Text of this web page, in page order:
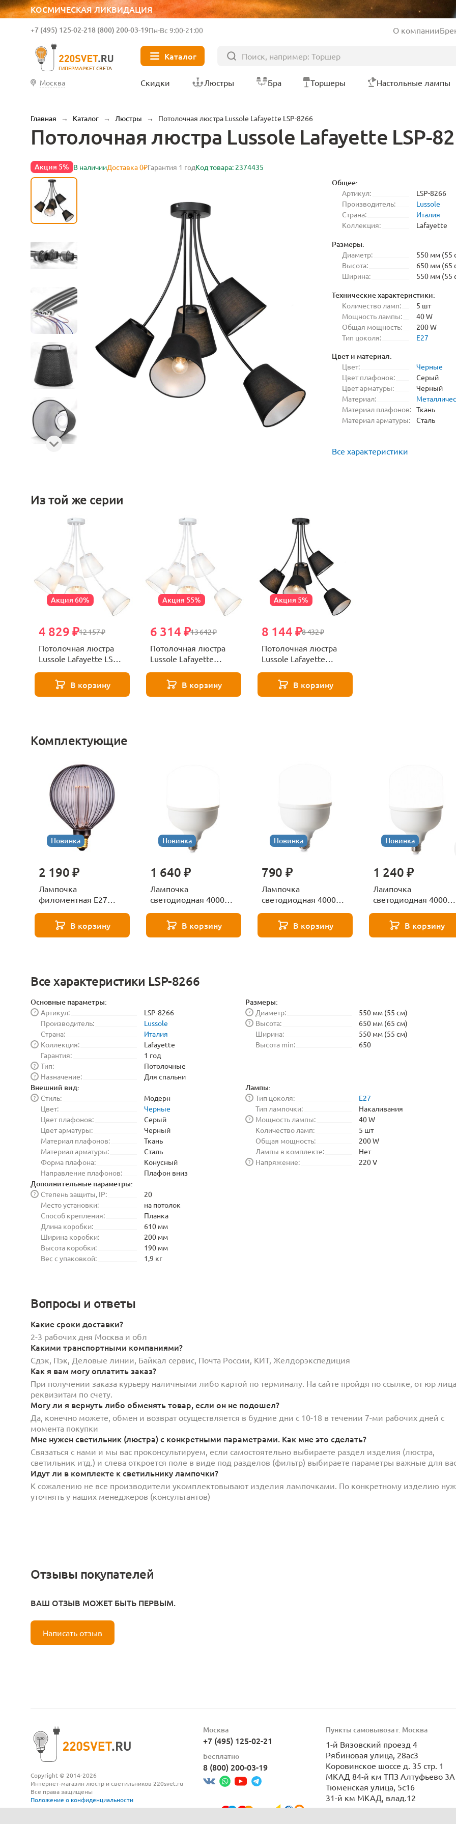
КОСМИЧЕСКАЯ ЛИКВИДАЦИЯ
ГИПЕРМАРКЕТ СВЕТА
+7 (495) 125-02-218 (800) 200-03-19Пн-Вс 9:00-21:00 О компании
Каталог
Москва Скидки Люстры Бра Торшеры Настольные лампы
Главная → Каталог → Люстры → Потолочная люстра Lussole Lafayette LSP-8266
Потолочная люстра Lussole Lafayette LSP-
Акция 5% В наличииДоставка 0₽Гарантия 1 годКод товара: 2374435
Общее:
Артикул:
LSP-8266
Производитель:
Lussole
Страна:
Италия
Коллекция:
Lafayette
Размеры:
Диаметр:
550 мм (55
Высота:
650 мм (65
Ширина:
550 мм (55
Технические характеристики:
Количество ламп:
5 шт
Мощность лампы:
40 W
Общая мощность:
200 W
Тип цоколя:
E27
Цвет и материал:
Цвет:
Черные
Цвет плафонов:
Серый
Цвет арматуры:
Черный
Материал:
Материал плафонов: Ткань
Материал арматуры:
Сталь
Все характеристики
Из той же серии
Акция 60%
12 157 ₽
4 829 ₽
Потолочная люстра
Lussole Lafayette LSP-
В корзину
Акция 55%
13 642 ₽
6 314 ₽
Потолочная люстра
Lussole Lafayette
В корзину
Акция 5%
8 432 ₽
8 144 ₽
Потолочная люстра
Lussole Lafayette
В корзину
Комплектующие
Новинка
2 190 ₽
Лампочка
филоментная Е27
8529
В корзину
Новинка
1 640 ₽
Лампочка
светодиодная 4000К
271 8589В корзину
Новинка
790 ₽
Лампочка
светодиодная 4000К
271 8587В корзину
Новинка
1 240 ₽
Лампочка
светодиодная 4000К
271 8588В корзину
Все характеристики LSP-8266
Основные параметры:
Артикул:
?
LSP-8266
Производитель:
Lussole
Страна:
Италия
Коллекция:
?
Lafayette
Гарантия:
1 год
Тип:
?
Потолочные
Назначение:
? Для спальни
Размеры:
Диаметр:
?
550 мм (55 см)
Высота:
?
650 мм (65 см)
Ширина:
550 мм (55 см)
Высота min:
650
Внешний вид:
Стиль:
?
Модерн
Цвет:
Черные
Цвет плафонов:
Серый
Цвет арматуры:
Черный
Материал плафонов:
Ткань
Материал арматуры:
Сталь
Форма плафона:
Конусный
Направление плафонов:
Плафон вниз
Лампы:
Тип цоколя:
?
E27
Тип лампочки:
Накаливания
Мощность лампы:
?
40 W
Количество ламп:
5 шт
Общая мощность:
200 W
Лампы в комплекте:
Нет
Напряжение:
? 220 V
Дополнительные параметры:
Степень защиты, IP:
?
20
Место установки:
на потолок
Способ крепления:
Планка
Длина коробки:
610 мм
Ширина коробки:
200 мм
Высота коробки:
190 мм
Вес с упаковкой:
1,9 кг
Вопросы и ответы
Какие сроки доставки?
2-3 рабочих дня Москва и обл
Какими транспортными компаниями?
Сдэк, Пэк, Деловые линии, Байкал сервис, Почта России, КИТ, Желдорэкспедиция
Как я вам могу оплатить заказ?
При получении заказа курьеру наличными либо картой по терминалу. На сайте пройдя по ссылке, от юр
реквизитам по счету.
Могу ли я вернуть либо обменять товар, если он не подошел?
Да, конечно можете, обмен и возврат осуществляется в будние дни с 10-18 в течении 7-ми рабочих дней с
момента покупки
Мне нужен светильник (люстра) с конкретными параметрами. Как мне это сделать?
Связаться с нами и мы вас проконсультируем, если самостоятельно выбираете раздел изделия (люстра,
светильник итд.) и слева откроется поле в виде под разделов (фильтр) выбираете параметры важные для
Идут ли в комплекте к светильнику лампочки?
К сожалению не все производители укомплектовывают изделия лампочками. По конкретному изделию
уточнять у наших менеджеров (консультантов)
Отзывы покупателей
ВАШ ОТЗЫВ МОЖЕТ БЫТЬ ПЕРВЫМ.
Написать отзыв
Copyright © 2014-2026
Интернет-магазин люстр и светильников 220svet.ru
Все права защищены
Положение о конфиденциальности
Москва
+7 (495) 125-02-21
Бесплатно
8 (800) 200-03-19
Пункты самовывоза г. Москва
1-й Вязовский проезд 4
Рябиновая улица, 28ас3
Коровинское шоссе д. 35 стр. 1
МКАД 84-й км ТПЗ Алтуфьево 3А
Тюменская улица, 5с16
31-й км МКАД, влад.12